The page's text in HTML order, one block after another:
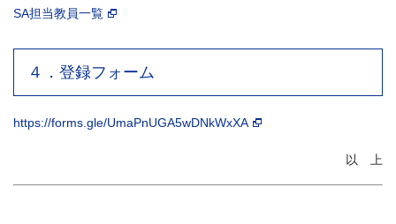
SA担当教員一覧
４．登録フォーム
https://forms.gle/UmaPnUGA5wDNkWxXA
以 上